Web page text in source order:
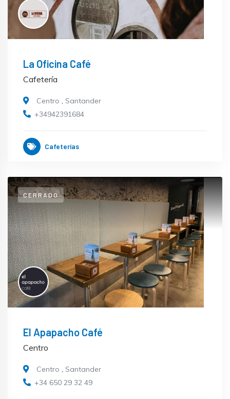
La Oficina Café
Cafetería
Centro
Santander
+34942391684
Cafeterías
CERRADO
El Apapacho Café
Centro
Centro , Santander
+34 650 29 32 49